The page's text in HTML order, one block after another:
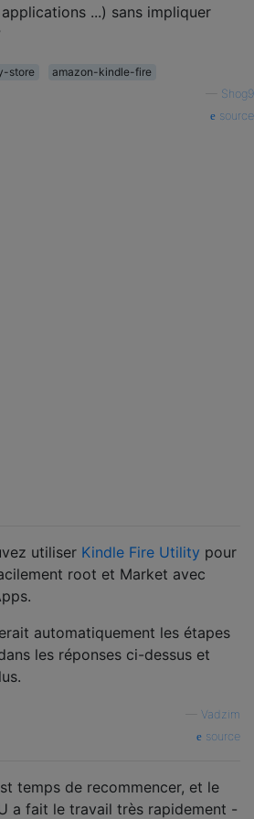
...) sans impliquer
store
amazon-kindle-fire
Shog9
source
utiliser Kindle Fire Utility pour
root et Market avec
automatiquement les étapes
les réponses ci-dessus et
Vadzim
source
temps de recommencer, et le
a fait le travail très rapidement -